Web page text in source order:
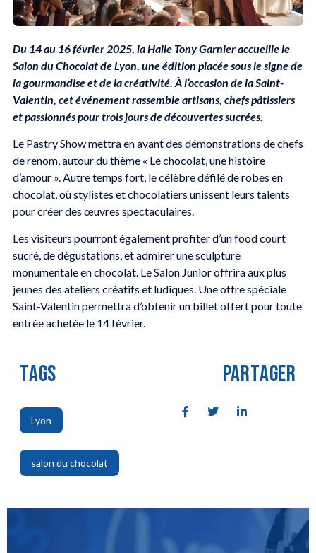
Du 14 au 16 février 2025, la Halle Tony Garnier accueille le
Salon du Chocolat de Lyon, une édition placée sous le signe de
la gourmandise et de la créativité. À l’occasion de la Saint-
Valentin, cet événement rassemble artisans, chefs pâtissiers
et passionnés pour trois jours de découvertes sucrées.
Le Pastry Show mettra en avant des démonstrations de chefs
de renom, autour du thème « Le chocolat, une histoire
d’amour ». Autre temps fort, le célèbre défilé de robes en
chocolat, où stylistes et chocolatiers unissent leurs talents
pour créer des œuvres spectaculaires.
Les visiteurs pourront également profiter d’un food court
sucré, de dégustations, et admirer une sculpture
monumentale en chocolat. Le Salon Junior offrira aux plus
jeunes des ateliers créatifs et ludiques. Une offre spéciale
Saint-Valentin permettra d’obtenir un billet offert pour toute
entrée achetée le 14 février.
TAGS
Lyon
,
salon du chocolat
PARTAGER